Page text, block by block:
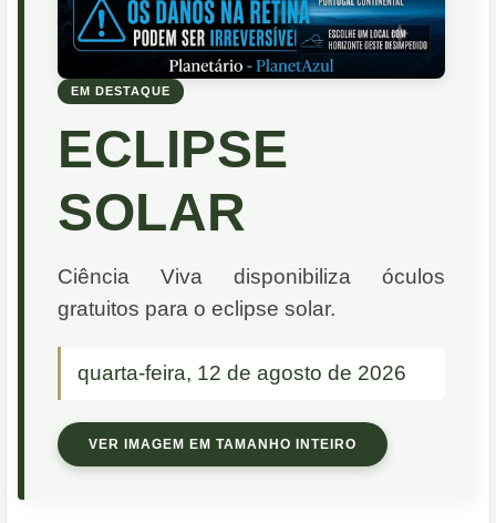
EM DESTAQUE
ECLIPSE
SOLAR
Ciência Viva disponibiliza óculos
gratuitos para o eclipse solar.
quarta-feira, 12 de agosto de 2026
VER IMAGEM EM TAMANHO INTEIRO